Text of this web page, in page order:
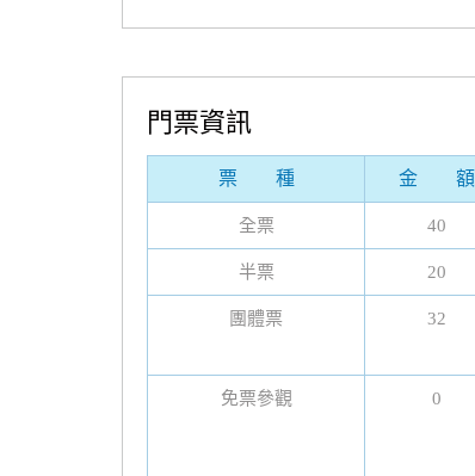
門票資訊
票 種 金 額
全票 40
半票 20
團體票 32
免票參觀 0